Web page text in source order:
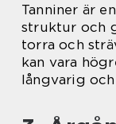
Tanniner är
struktur och
torra och
kan vara
långvarig